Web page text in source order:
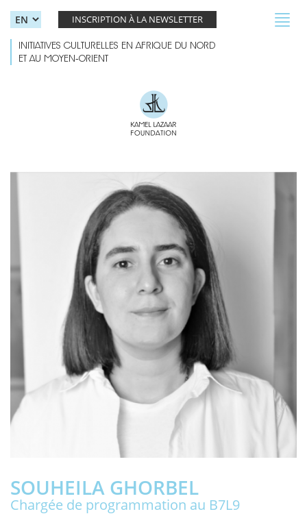
INSCRIPTION À LA NEWSLETTER
INITIATIVES CULTURELLES EN AFRIQUE DU NORD
ET AU MOYEN-ORIENT
SOUHEILA GHORBEL
Chargée de programmation au B7L9